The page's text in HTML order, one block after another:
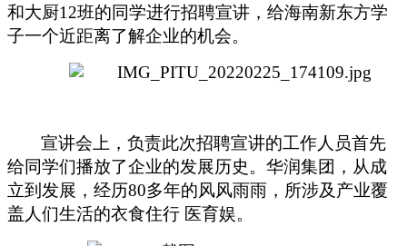
和大厨12班的同学进行招聘宣讲，给海南新东方学
子一个近距离了解企业的机会。
宣讲会上，负责此次招聘宣讲的工作人员首先
给同学们播放了企业的发展历史。华润集团，从成
立到发展，经历80多年的风风雨雨，所涉及产业覆
盖人们生活的衣食住行 医育娱。